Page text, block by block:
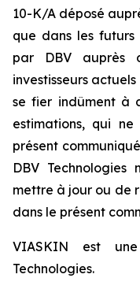
10-K/A déposé
que dans les
par DBV auprès
investisseurs
se fier indûment à
estimations, qui
présent
DBV Technologies
mettre à jour ou de
dans le présent
VIASKIN est
Technologies.